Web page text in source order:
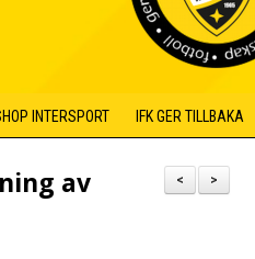
INTERSPORT IFK GER TILLBAKA
>
<
av